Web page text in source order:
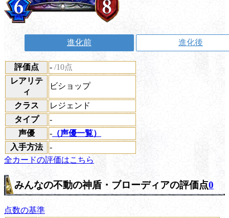
進化前 進化後
評価点 - /10点
レアリテ
ィ
ビショップ
クラス
レジェンド
タイプ
-
声優
- （声優一覧）
入手方法
-
全カードの評価はこちら
みんなの不動の神盾・ブローディアの評価点0
点数の基準